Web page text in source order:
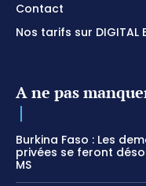
Contact
Nos tarifs sur DIGITAL
A ne pas
Burkina Faso : Les
privées se feront
MS